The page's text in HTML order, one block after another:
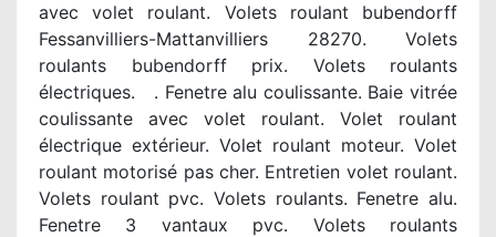
avec volet roulant. Volets roulant bubendorff
Fessanvilliers-Mattanvilliers 28270. Volets
roulants bubendorff prix. Volets roulants
électriques. . Fenetre alu coulissante. Baie vitrée
coulissante avec volet roulant. Volet roulant
électrique extérieur. Volet roulant moteur. Volet
roulant motorisé pas cher. Entretien volet roulant.
Volets roulant pvc. Volets roulants. Fenetre alu.
Fenetre 3 vantaux pvc. Volets roulants